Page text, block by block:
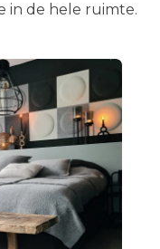
in de hele ruimte.